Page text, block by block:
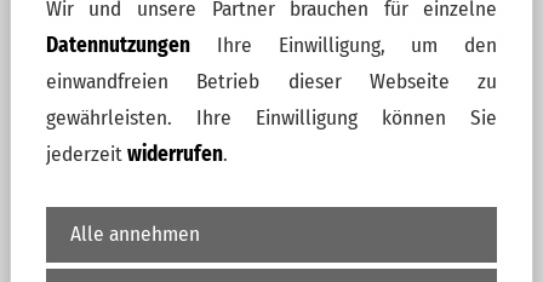
zu den Kosten
Wir und unsere Partner brauchen für einzelne
DatennutzungenIhre Einwilligung, um den
einwandfreien Betrieb dieser Webseite zu
gewährleisten. Ihre Einwilligung können Sie
jederzeitwiderrufen.
Alle annehmen